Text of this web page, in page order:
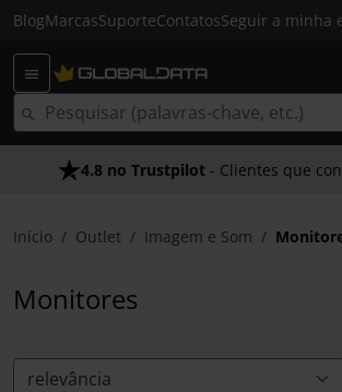
BlogMarcasSuporteContatosSeguir a minha
4.8 no Trustpilot - Clientes que
Início Outlet Imagem e Som
Monitores